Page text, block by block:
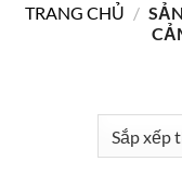
TRANG CHỦ /